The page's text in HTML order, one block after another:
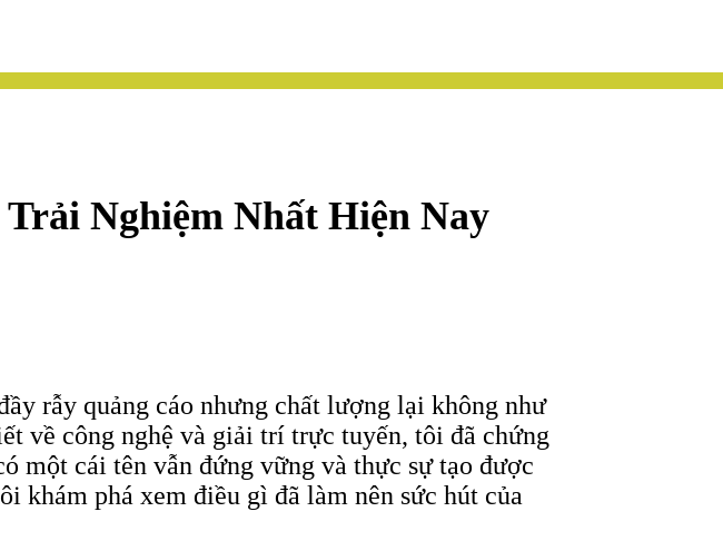
Nghiệm Nhất Hiện Nay
rẫy quảng cáo nhưng chất lượng lại không như
về công nghệ và giải trí trực tuyến, tôi đã chứng
một cái tên vẫn đứng vững và thực sự tạo được
khám phá xem điều gì đã làm nên sức hút của